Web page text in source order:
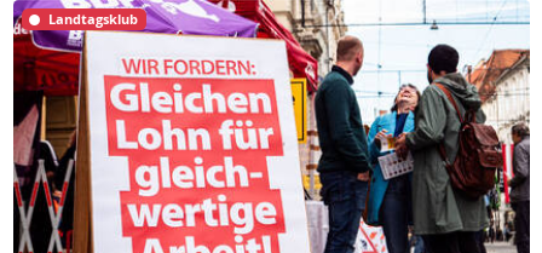
Landtagsklub